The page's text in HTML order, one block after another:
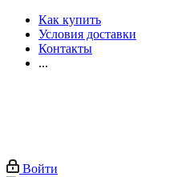
Как купить
Условия доставки
Контакты
...
Войти